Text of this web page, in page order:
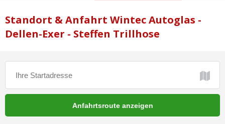
Ratgeber
FAQ
Standort & Anfahrt Wintec Autoglas -
Dellen-Exer - Steffen Trillhose